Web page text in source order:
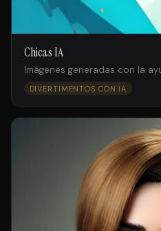
Chicas IA
Imágenes generadas con la
DIVERTIMENTOS CON IA